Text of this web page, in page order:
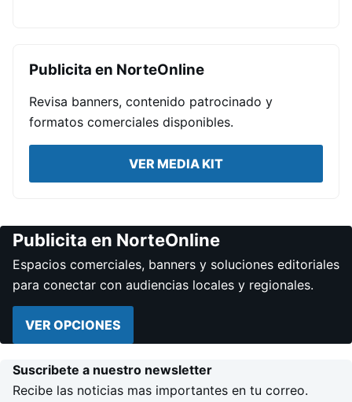
Publicita en NorteOnline
Revisa banners, contenido patrocinado y
formatos comerciales disponibles.
VER MEDIA KIT
Publicita en NorteOnline
Espacios comerciales, banners y soluciones editoriales
para conectar con audiencias locales y regionales.
VER OPCIONES
Suscribete a nuestro newsletter
Recibe las noticias mas importantes en tu correo.